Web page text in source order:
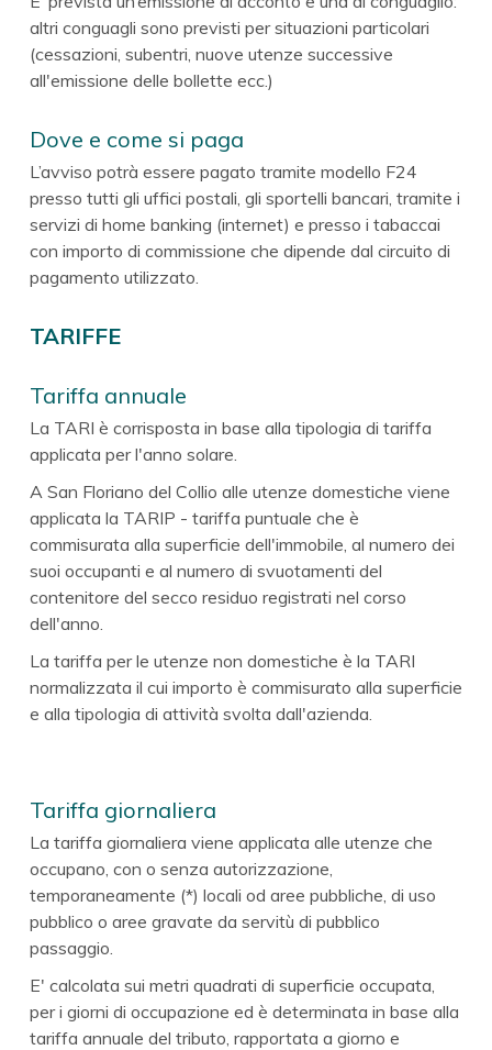
altri conguagli sono previsti per situazioni particolari
(cessazioni, subentri, nuove utenze successive
all'emissione delle bollette ecc.)
Dove e come si paga
L’avviso potrà essere pagato tramite modello F24
presso tutti gli uffici postali, gli sportelli bancari, tramite i
servizi di home banking (internet) e presso i tabaccai
con importo di commissione che dipende dal circuito di
pagamento utilizzato.
TARIFFE
Tariffa annuale
La TARI è corrisposta in base alla tipologia di tariffa
applicata per l'anno solare.
A San Floriano del Collio alle utenze domestiche viene
applicata la TARIP - tariffa puntuale che è
commisurata alla superficie dell'immobile, al numero dei
suoi occupanti e al numero di svuotamenti del
contenitore del secco residuo registrati nel corso
dell'anno.
La tariffa per le utenze non domestiche è la TARI
normalizzata il cui importo è commisurato alla superficie
e alla tipologia di attività svolta dall'azienda.
Tariffa giornaliera
La tariffa giornaliera viene applicata alle utenze che
occupano, con o senza autorizzazione,
temporaneamente (*) locali od aree pubbliche, di uso
pubblico o aree gravate da servitù di pubblico
passaggio.
E' calcolata sui metri quadrati di superficie occupata,
per i giorni di occupazione ed è determinata in base alla
tariffa annuale del tributo, rapportata a giorno e